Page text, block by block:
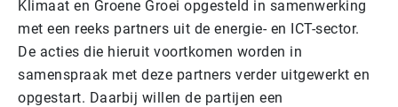
Klimaat en Groene Groei opgesteld in samenwerking
met een reeks partners uit de energie- en ICT-sector.
De acties die hieruit voortkomen worden in
samenspraak met deze partners verder uitgewerkt en
opgestart. Daarbij willen de partijen een